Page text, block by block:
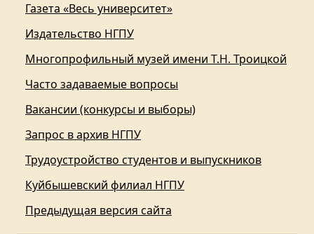
Газета «Весь университет»
Издательство НГПУ
Многопрофильный музей имени Т.Н. Троицкой
Часто задаваемые вопросы
Вакансии (конкурсы и выборы)
Запрос в архив НГПУ
Трудоустройство студентов и выпускников
Куйбышевский филиал НГПУ
Предыдущая версия сайта